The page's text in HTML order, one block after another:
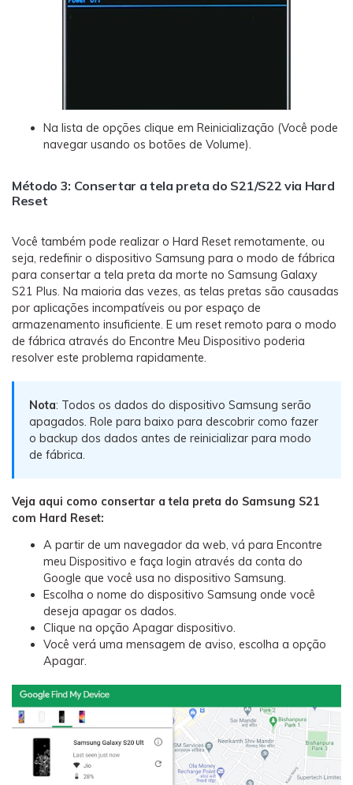
Na lista de opções clique em Reinicialização (Você pode
navegar usando os botões de Volume).
Método 3: Consertar a tela preta do S21/S22 via Hard
Reset
Você também pode realizar o Hard Reset remotamente, ou
seja, redefinir o dispositivo Samsung para o modo de fábrica
para consertar a tela preta da morte no Samsung Galaxy
S21 Plus. Na maioria das vezes, as telas pretas são causadas
por aplicações incompatíveis ou por espaço de
armazenamento insuficiente. E um reset remoto para o modo
de fábrica através do Encontre Meu Dispositivo poderia
resolver este problema rapidamente.
Nota: Todos os dados do dispositivo Samsung serão
apagados. Role para baixo para descobrir como fazer
o backup dos dados antes de reinicializar para modo
de fábrica.
Veja aqui como consertar a tela preta do Samsung S21
com Hard Reset:
A partir de um navegador da web, vá para Encontre
meu Dispositivo e faça login através da conta do
Google que você usa no dispositivo Samsung.
Escolha o nome do dispositivo Samsung onde você
deseja apagar os dados.
Clique na opção Apagar dispositivo.
Você verá uma mensagem de aviso, escolha a opção
Apagar.